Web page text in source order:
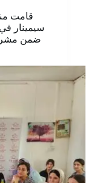
سيمينار
ضمن